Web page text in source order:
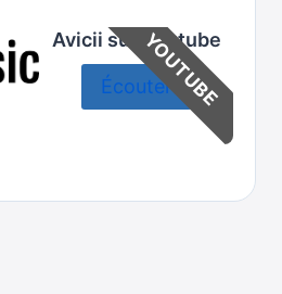
YOUTUBE
Avicii sur Youtube
Écouter